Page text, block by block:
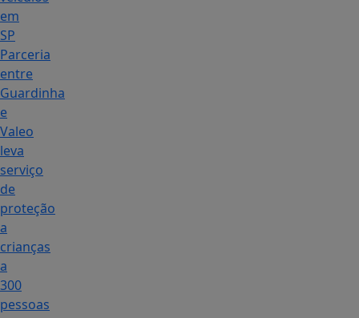
em
SP
Parceria
entre
Guardinha
e
Valeo
leva
serviço
de
proteção
a
crianças
a
300
pessoas